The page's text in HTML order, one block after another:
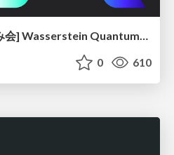
[NeurIPS 2023 論文読み会] Wasserstein Quantum Monte Carlo
0 610